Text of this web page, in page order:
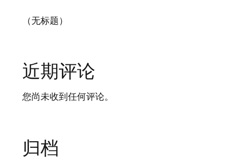
（无标题）
近期评论
您尚未收到任何评论。
归档